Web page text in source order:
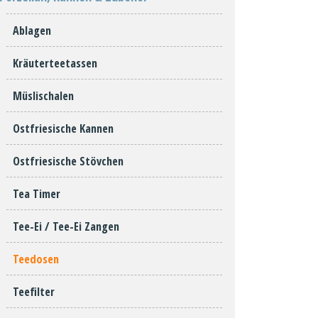
Ablagen
Kräuterteetassen
Müslischalen
Ostfriesische Kannen
Ostfriesische Stövchen
Tea Timer
Tee-Ei / Tee-Ei Zangen
Teedosen
Teefilter